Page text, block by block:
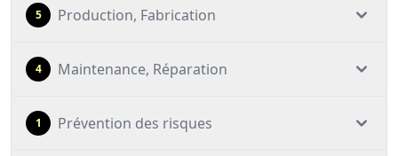
5 Production, Fabrication
4 Maintenance, Réparation
1 Prévention des risques